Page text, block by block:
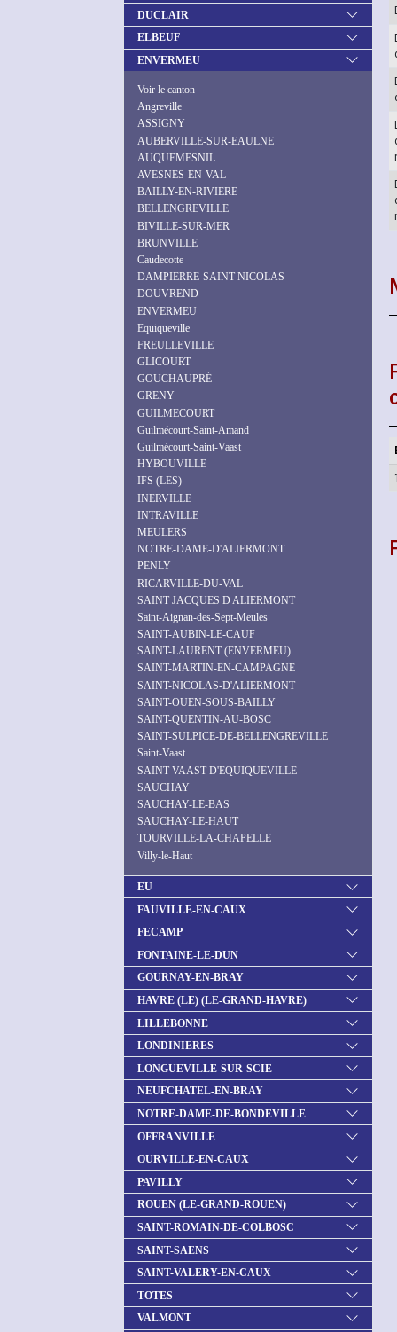
DUCLAIR
ELBEUF
ENVERMEU
Voir le canton
Angreville
ASSIGNY
AUBERVILLE-SUR-EAULNE
AUQUEMESNIL
AVESNES-EN-VAL
BAILLY-EN-RIVIERE
BELLENGREVILLE
BIVILLE-SUR-MER
BRUNVILLE
Caudecotte
DAMPIERRE-SAINT-NICOLAS
DOUVREND
ENVERMEU
Equiqueville
FREULLEVILLE
GLICOURT
GOUCHAUPRÉ
GRENY
GUILMECOURT
Guilmécourt-Saint-Amand
Guilmécourt-Saint-Vaast
HYBOUVILLE
IFS (LES)
INERVILLE
INTRAVILLE
MEULERS
NOTRE-DAME-D'ALIERMONT
PENLY
RICARVILLE-DU-VAL
SAINT JACQUES D ALIERMONT
Saint-Aignan-des-Sept-Meules
SAINT-AUBIN-LE-CAUF
SAINT-LAURENT (ENVERMEU)
SAINT-MARTIN-EN-CAMPAGNE
SAINT-NICOLAS-D'ALIERMONT
SAINT-OUEN-SOUS-BAILLY
SAINT-QUENTIN-AU-BOSC
SAINT-SULPICE-DE-BELLENGREVILLE
Saint-Vaast
SAINT-VAAST-D'EQUIQUEVILLE
SAUCHAY
SAUCHAY-LE-BAS
SAUCHAY-LE-HAUT
TOURVILLE-LA-CHAPELLE
Villy-le-Haut
EU
FAUVILLE-EN-CAUX
FECAMP
FONTAINE-LE-DUN
GOURNAY-EN-BRAY
HAVRE (LE) (LE-GRAND-HAVRE)
LILLEBONNE
LONDINIERES
LONGUEVILLE-SUR-SCIE
NEUFCHATEL-EN-BRAY
NOTRE-DAME-DE-BONDEVILLE
OFFRANVILLE
OURVILLE-EN-CAUX
PAVILLY
ROUEN (LE-GRAND-ROUEN)
SAINT-ROMAIN-DE-COLBOSC
SAINT-SAENS
SAINT-VALERY-EN-CAUX
TOTES
VALMONT